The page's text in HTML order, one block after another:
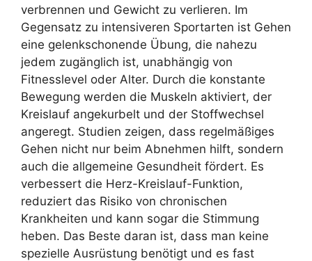
verbrennen und Gewicht zu verlieren. Im
Gegensatz zu intensiveren Sportarten ist Gehen
eine gelenkschonende Übung, die nahezu
jedem zugänglich ist, unabhängig von
Fitnesslevel oder Alter. Durch die konstante
Bewegung werden die Muskeln aktiviert, der
Kreislauf angekurbelt und der Stoffwechsel
angeregt. Studien zeigen, dass regelmäßiges
Gehen nicht nur beim Abnehmen hilft, sondern
auch die allgemeine Gesundheit fördert. Es
verbessert die Herz-Kreislauf-Funktion,
reduziert das Risiko von chronischen
Krankheiten und kann sogar die Stimmung
heben. Das Beste daran ist, dass man keine
spezielle Ausrüstung benötigt und es fast